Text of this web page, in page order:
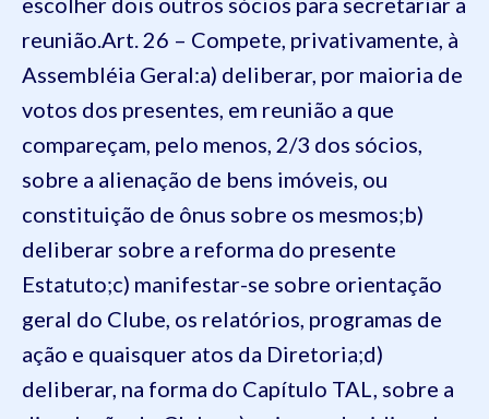
reunião.Art. 26 – Compete, privativamente, à
Assembléia Geral:a) deliberar, por maioria de
votos dos presentes, em reunião a que
compareçam, pelo menos, 2/3 dos sócios,
sobre a alienação de bens imóveis, ou
constituição de ônus sobre os mesmos;b)
deliberar sobre a reforma do presente
Estatuto;c) manifestar-se sobre orientação
geral do Clube, os relatórios, programas de
ação e quaisquer atos da Diretoria;d)
deliberar, na forma do Capítulo TAL, sobre a